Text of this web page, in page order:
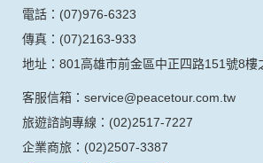
本網站將在事前或註冊登錄取得您的同意後
或電子郵件給您。本公司除了在該資料或
本公司發送，也會在該資料或電子郵件上提
收這些資料或電子郵件的方法及說明。
資料使用:
本公司不會向任何人出售或出借您的個人識
資料：
電話：(07)976-6323
傳真：(07)2163-933
地址：801高雄市前金區中正四路151號8樓
客服信箱：service@peacetour.com.tw
旅遊諮詢專線：(02)2517-7227
企業商旅：(02)2507-3387